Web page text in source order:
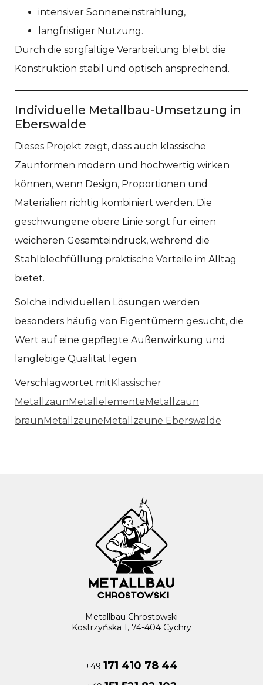
intensiver Sonneneinstrahlung,
langfristiger Nutzung.
Durch die sorgfältige Verarbeitung bleibt die
Konstruktion stabil und optisch ansprechend.
Individuelle Metallbau-Umsetzung in
Eberswalde
Dieses Projekt zeigt, dass auch klassische
Zaunformen modern und hochwertig wirken
können, wenn Design, Proportionen und
Materialien richtig kombiniert werden. Die
geschwungene obere Linie sorgt für einen
weicheren Gesamteindruck, während die
Stahlblechfüllung praktische Vorteile im Alltag
bietet.
Solche individuellen Lösungen werden
besonders häufig von Eigentümern gesucht, die
Wert auf eine gepflegte Außenwirkung und
langlebige Qualität legen.
Verschlagwortet mitKlassischer
MetallzaunMetallelementeMetallzaun
braunMetallzäuneMetallzäune Eberswalde
Metallbau Chrostowski
Kostrzyńska 1, 74-404 Cychry
+49 171 410 78 44